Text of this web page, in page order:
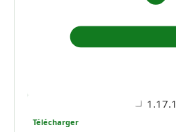
1.17.1
Télécharger